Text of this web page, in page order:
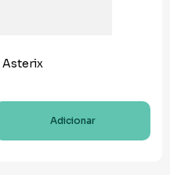
Asterix
Adicionar